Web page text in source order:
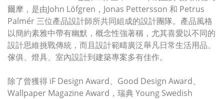
爾摩，是由John Löfgren，Jonas Pettersson 和 Petrus
Palmér 三位產品設計師所共同組成的設計團隊。產品風格
以簡約素雅中帶有幽默，概念性強著稱，尤其喜愛以不同的
設計思維挑戰傳統，而且設計範疇廣泛舉凡日常生活用品、
傢俱、燈具、室內設計到建築專案多有佳作。
除了曾獲得 iF Design Award、Good Design Award、
Wallpaper Magazine Award，瑞典 Young Swedish